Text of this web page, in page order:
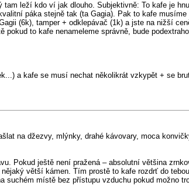
leží kdo ví jak dlouho. Subjektivně: To kafe je
páka stejně tak (ta Gagia). Pak to kafe
(6k), tamper + odklepávač (1k) a jste na nižší
to kafe nenameleme správně, bude
a kafe se musí nechat několikrát vzkypět + se
na džezvy, mlýnky, drahé kávovary, moca
Pokud ještě není pražená – absolutní většina
větší kámen. Tím prostě to kafe rozdrť do
místě bez přístupu vzduchu pokud možno